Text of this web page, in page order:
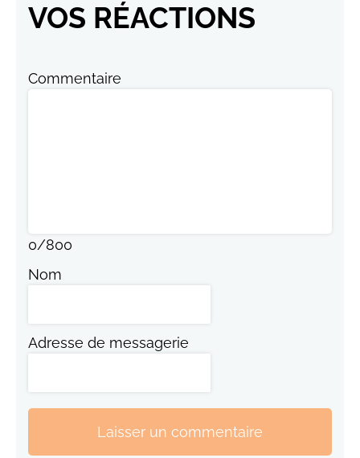
VOS RÉACTIONS
Commentaire
0/800
Nom
Adresse de messagerie
Laisser un commentaire